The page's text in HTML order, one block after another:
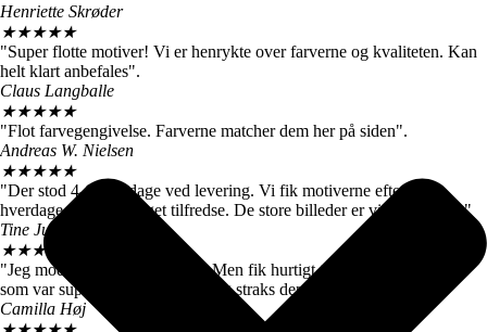
Henriette Skrøder
★★★★★
"Super flotte motiver! Vi er henrykte over farverne og kvaliteten. Kan
helt klart anbefales".
Claus Langballe
★★★★★
"Flot farvegengivelse. Farverne matcher dem her på siden".
Andreas W. Nielsen
★★★★★
"Der stod 4-6 hverdage ved levering. Vi fik motiverne efter 3
hverdage, så vi er meget tilfredse. De store billeder er virkelig flotte."
Tine Juul
★★★
"Jeg modtog en forkert plakat. Men fik hurtigt talt med kundeservice
som var super søde og sendte mig straks den rigtige".
Camilla Høj